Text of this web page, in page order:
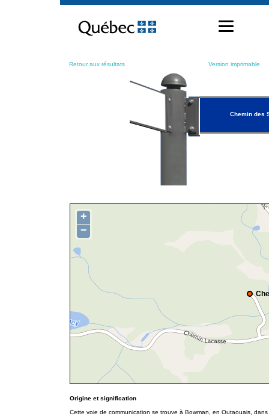
contenu
Retour aux résultats Version imprimable
Chemin des
+
−
Origine et signification
Cette voie de communication se trouve à Bowman, en Outaouais,